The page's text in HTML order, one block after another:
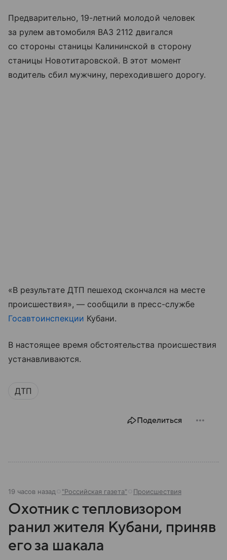
Предварительно, 19-летний молодой человек
за рулем автомобиля ВАЗ 2112 двигался
со стороны станицы Калининской в сторону
станицы Новотитаровской. В этот момент
водитель сбил мужчину, переходившего дорогу.
«В результате ДТП пешеход скончался на месте
происшествия», — сообщили в пресс-службе
Госавтоинспекции Кубани.
В настоящее время обстоятельства происшествия
устанавливаются.
ДТП
Поделиться
19 часов назад "Российская газета" Происшествия
Охотник с тепловизором
ранил жителя Кубани, приняв
его за шакала